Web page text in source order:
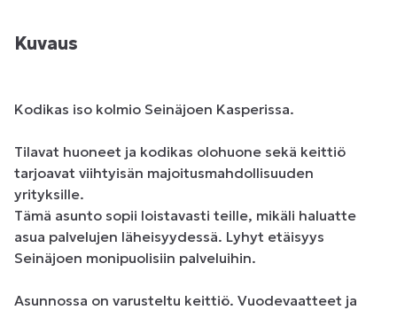
Kuvaus
Kodikas iso kolmio Seinäjoen Kasperissa.
Tilavat huoneet ja kodikas olohuone sekä keittiö
tarjoavat viihtyisän majoitusmahdollisuuden
yrityksille.
Tämä asunto sopii loistavasti teille, mikäli haluatte
asua palvelujen läheisyydessä. Lyhyt etäisyys
Seinäjoen monipuolisiin palveluihin.
Asunnossa on varusteltu keittiö. Vuodevaatteet ja